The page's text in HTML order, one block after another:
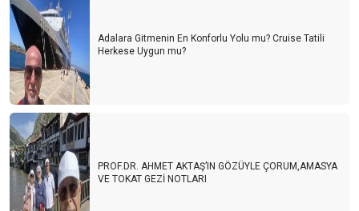
Adalara Gitmenin En Konforlu Yolu mu? Cruise Tatili
Herkese Uygun mu?
PROF.DR. AHMET AKTAŞ’IN GÖZÜYLE ÇORUM,AMASYA
VE TOKAT GEZİ NOTLARI